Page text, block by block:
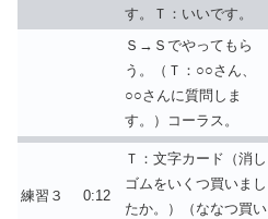
す。Ｔ：いいです。
Ｓ→Ｓでやってもら
う。（Ｔ：○○さん、
○○さんに質問しま
す。）コーラス。
練習３ 0:12
Ｔ：文字カード（消し
ゴムをいくつ買いまし
たか。）（ななつ買い